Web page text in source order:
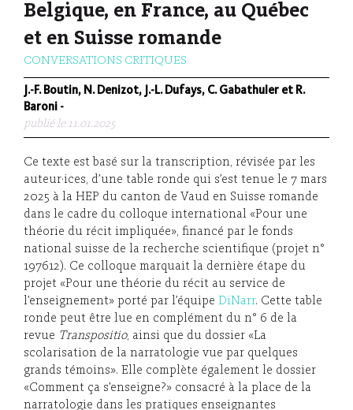
Belgique, en France, au Québec
et en Suisse romande
CONVERSATIONS CRITIQUES
J.-F. Boutin, N. Denizot, J.-L. Dufays, C. Gabathuler et R.
Baroni -
publié le 11.01.2025
Ce texte est basé sur la transcription, révisée par les
auteur·ices, d’une table ronde qui s’est tenue le 7 mars
2025 à la HEP du canton de Vaud en Suisse romande
dans le cadre du colloque international «Pour une
théorie du récit impliquée», financé par le fonds
national suisse de la recherche scientifique (projet n°
197612). Ce colloque marquait la dernière étape du
projet «Pour une théorie du récit au service de
l’enseignement» porté par l’équipe DiNarr. Cette table
ronde peut être lue en complément du n° 6 de la
revue Transpositio, ainsi que du dossier «La
scolarisation de la narratologie vue par quelques
grands témoins». Elle complète également le dossier
«Comment ça s’enseigne?» consacré à la place de la
narratologie dans les pratiques enseignantes